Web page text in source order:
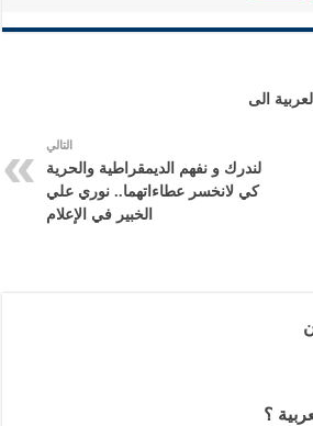
الى
التالي
لندرك و نفهم الديمقراطية والحرية
كي لانخسر عطاءاتهما.. نوري علي
الخبير في الإعلام
؟